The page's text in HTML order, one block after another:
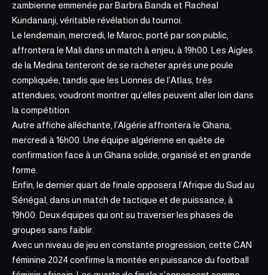
zambienne emmenée par Barbra Banda et Racheal
Kundananji, véritable révélation du tournoi.
Le lendemain, mercredi, le Maroc, porté par son public,
affrontera le Mali dans un match à enjeu, à 19h00. Les Aigles
de la Medina tenteront de se racheter après une poule
compliquée, tandis que les Lionnes de l’Atlas, très
attendues, voudront montrer qu’elles peuvent aller loin dans
la compétition.
Autre affiche alléchante, l’Algérie affrontera le Ghana,
mercredi à 16h00. Une équipe algérienne en quête de
confirmation face à un Ghana solide, organisé et en grande
forme.
Enfin, le dernier quart de finale opposera l’Afrique du Sud au
Sénégal, dans un match de tactique et de puissance, à
19h00. Deux équipes qui ont su traverser les phases de
groupes sans faiblir.
Avec un niveau de jeu en constante progression, cette CAN
féminine 2024 confirme la montée en puissance du football